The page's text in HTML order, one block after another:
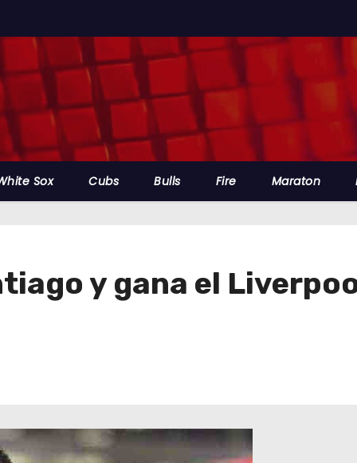
Sox Cubs Bulls Fire Maraton
y gana el